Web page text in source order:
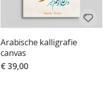
Arabische kalligrafie
canvas
€ 39,00